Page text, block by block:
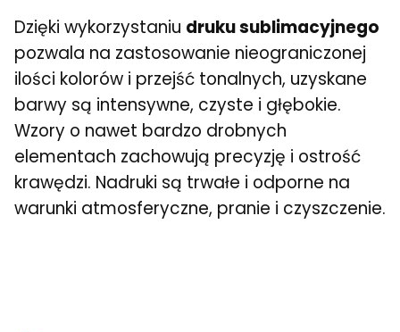
Dzięki wykorzystaniu druku sublimacyjnego
pozwala na zastosowanie nieograniczonej
ilości kolorów i przejść tonalnych, uzyskane
barwy są intensywne, czyste i głębokie.
Wzory o nawet bardzo drobnych
elementach zachowują precyzję i ostrość
krawędzi. Nadruki są trwałe i odporne na
warunki atmosferyczne, pranie i czyszczenie.